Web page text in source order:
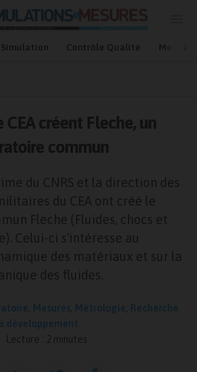
Simulation Contrôle Qualité Mesures
créent Fleche, un
commun
du CNRS et la direction des
du CEA ont créé le
Fleche (Fluides, chocs et
Celui-ci s'intéresse au
des matériaux et sur la
des fluides.
Mesures Métrologie
Recherche
& développement
Lecture : 2 minutes